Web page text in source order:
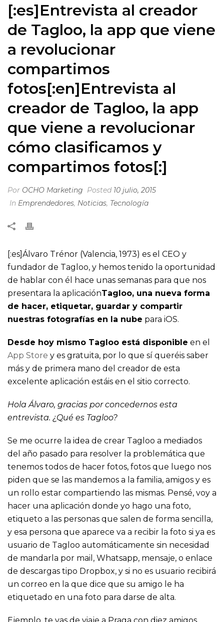
[:es]Entrevista al creador
de Tagloo, la app que viene
a revolucionar
compartimos
fotos[:en]Entrevista al
creador de Tagloo, la app
que viene a revolucionar
cómo clasificamos y
compartimos fotos[:]
Por OCHO Marketing Posted 10 julio, 2015
In Emprendedores, Noticias, Tecnología
[:es]Álvaro Trénor (Valencia, 1973) es el CEO y
fundador de Tagloo, y hemos tenido la oportunidad
de hablar con él hace unas semanas para que nos
presentara la aplicaciónTagloo, una nueva forma
de hacer, etiquetar, guardar y compartir
nuestras fotografías en la nube para iOS.
Desde hoy mismo Tagloo está disponible en el
App Store y es gratuita, por lo que sí queréis saber
más y de primera mano del creador de esta
excelente aplicación estáis en el sitio correcto.
Hola Álvaro, gracias por concedernos esta
entrevista. ¿Qué es Tagloo?
Se me ocurre la idea de crear Tagloo a mediados
del año pasado para resolver la problemática que
tenemos todos de hacer fotos, fotos que luego nos
piden que se las mandemos a la familia, amigos y es
un rollo estar compartiendo las mismas. Pensé, voy a
hacer una aplicación donde yo hago una foto,
etiqueto a las personas que salen de forma sencilla,
y esa persona que aparece va a recibir la foto si ya es
usuario de Tagloo automáticamente sin necesidad
de mandarla por mail, Whatsapp, mensaje, o enlace
de descargas tipo Dropbox, y si no es usuario recibirá
un correo en la que dice que su amigo le ha
etiquetado en una foto para darse de alta.
Ejemplo, te vas de viaje a Praga con diez amigos.